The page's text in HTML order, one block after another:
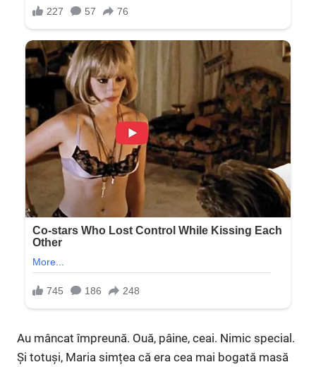
Au mâncat împreună. Ouă, pâine, ceai. Nimic special.
Și totuși, Maria simțea că era cea mai bogată masă